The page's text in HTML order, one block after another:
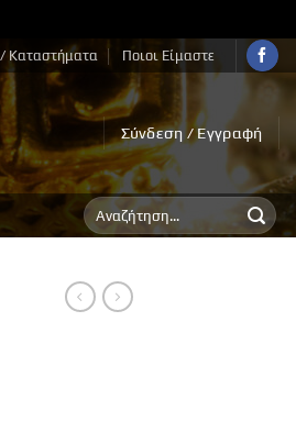
Καταστήματα Ποιοι Είμαστε
Σύνδεση / Εγγραφή
Αναζήτηση
για: